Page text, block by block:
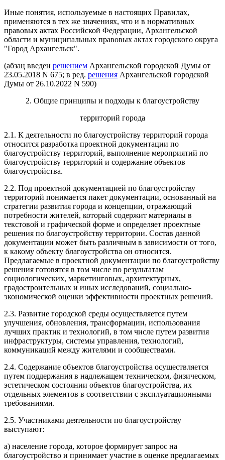
Иные понятия, используемые в настоящих Правилах,
применяются в тех же значениях, что и в нормативных
правовых актах Российской Федерации, Архангельской
области и муниципальных правовых актах городского округа
"Город Архангельск".
(абзац введен решением Архангельской городской Думы от
23.05.2018 N 675; в ред. решения Архангельской городской
Думы от 26.10.2022 N 590)
2. Общие принципы и подходы к благоустройству
территорий города
2.1. К деятельности по благоустройству территорий города
относится разработка проектной документации по
благоустройству территорий, выполнение мероприятий по
благоустройству территорий и содержание объектов
благоустройства.
2.2. Под проектной документацией по благоустройству
территорий понимается пакет документации, основанный на
стратегии развития города и концепции, отражающий
потребности жителей, который содержит материалы в
текстовой и графической форме и определяет проектные
решения по благоустройству территории. Состав данной
документации может быть различным в зависимости от того,
к какому объекту благоустройства он относится.
Предлагаемые в проектной документации по благоустройству
решения готовятся в том числе по результатам
социологических, маркетинговых, архитектурных,
градостроительных и иных исследований, социально-
экономической оценки эффективности проектных решений.
2.3. Развитие городской среды осуществляется путем
улучшения, обновления, трансформации, использования
лучших практик и технологий, в том числе путем развития
инфраструктуры, системы управления, технологий,
коммуникаций между жителями и сообществами.
2.4. Содержание объектов благоустройства осуществляется
путем поддержания в надлежащем техническом, физическом,
эстетическом состоянии объектов благоустройства, их
отдельных элементов в соответствии с эксплуатационными
требованиями.
2.5. Участниками деятельности по благоустройству
выступают:
а) население города, которое формирует запрос на
благоустройство и принимает участие в оценке предлагаемых